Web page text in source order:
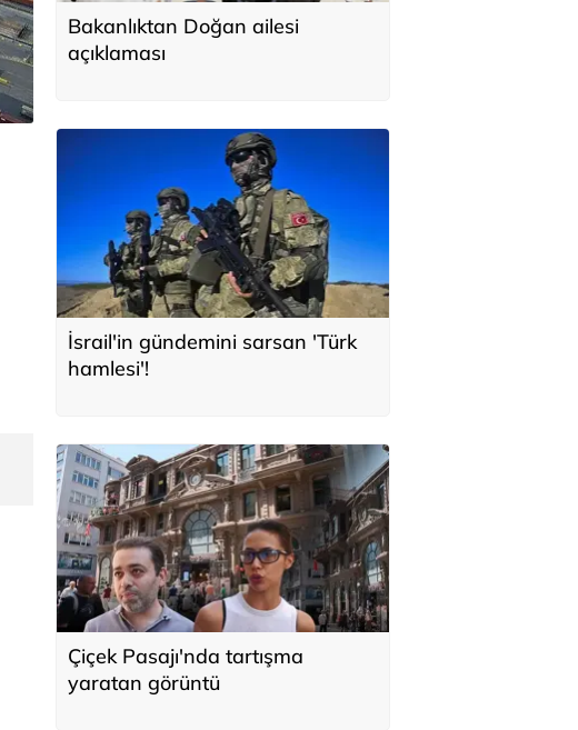
Bakanlıktan Doğan ailesi
açıklaması
İsrail'in gündemini sarsan 'Türk
hamlesi'!
Çiçek Pasajı'nda tartışma
yaratan görüntü